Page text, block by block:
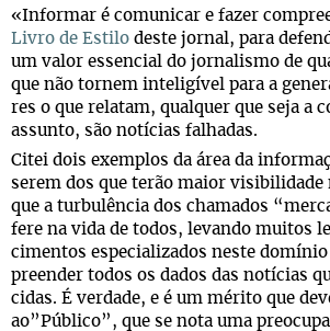
«Infor­mar é comu­ni­car e fazer
Livro de Estilo deste jor­nal, para
um valor essen­cial do jor­na­lismo de
que não tor­nem inte­li­gí­vel para a
res o que rela­tam, qual­quer que seja a
assunto, são notí­cias falhadas.
Citei dois exem­plos da área da
serem dos que terão maior visi­bi­li­dade
que a tur­bu­lên­cia dos cha­ma­dos
fere na vida de todos, levando mui­tos
ci­men­tos espe­ci­a­li­za­dos neste
pre­en­der todos os dados das notí­cias
ci­das. É ver­dade, e é um mérito que
ao”Público”, que se nota uma